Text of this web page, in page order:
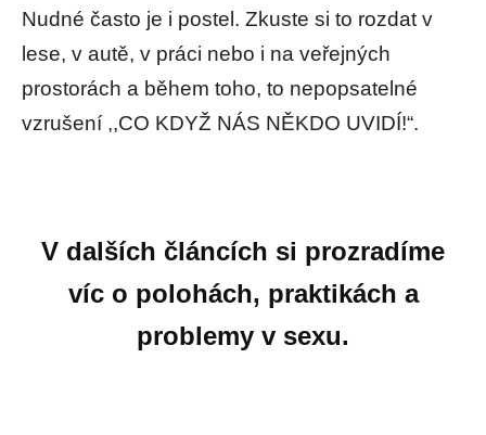
Nudné často je i postel. Zkuste si to rozdat v
lese, v autě, v práci nebo i na veřejných
prostorách a během toho, to nepopsatelné
vzrušení ,,CO KDYŽ NÁS NĚKDO UVIDÍ!“.
V dalších článcích si prozradíme
víc o polohách, praktikách a
problemy v sexu.